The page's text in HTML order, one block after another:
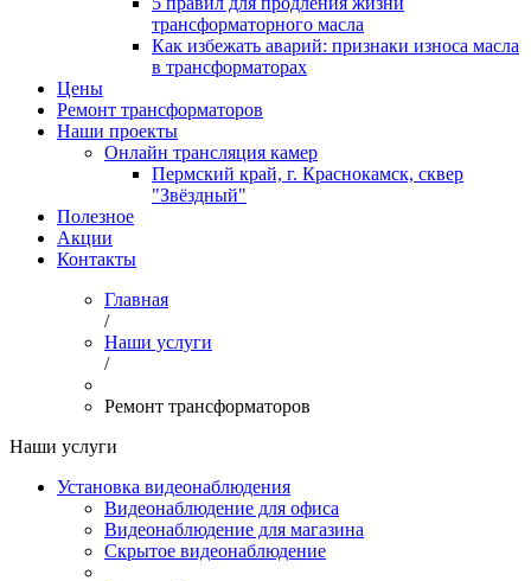
трансформаторного масла
Как избежать аварий: признаки износа масла
в трансформаторах
Цены
Ремонт трансформаторов
Наши проекты
Онлайн трансляция камер
Пермский край, г. Краснокамск, сквер
"Звёздный"
Полезное
Акции
Контакты
Главная
/
Наши услуги
/
Ремонт трансформаторов
Наши услуги
Установка видеонаблюдения
Видеонаблюдение для офиса
Видеонаблюдение для магазина
Скрытое видеонаблюдение